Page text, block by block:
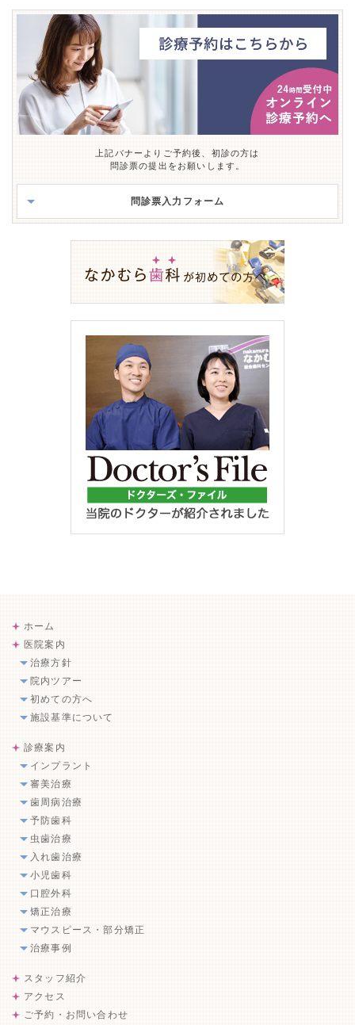
上記バナーよりご予約後、初診の方は
問診票の提出をお願いします。
問診票入力フォーム
ホーム
医院案内
治療方針
院内ツアー
初めての方へ
施設基準について
診療案内
インプラント
審美治療
歯周病治療
予防歯科
虫歯治療
入れ歯治療
小児歯科
口腔外科
矯正治療
マウスピース・部分矯正
治療事例
スタッフ紹介
アクセス
ご予約・お問い合わせ